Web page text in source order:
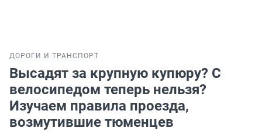
ДОРОГИ И ТРАНСПОРТ
Высадят за крупную купюру? С
велосипедом теперь нельзя?
Изучаем правила проезда,
возмутившие тюменцев